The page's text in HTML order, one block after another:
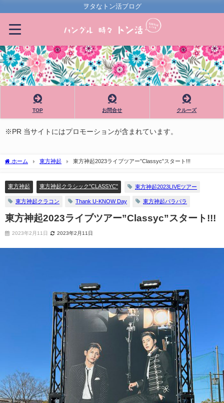
ヲタなトン活ブログ
TOP お問合せ クルーズ
※PR 当サイトにはプロモーションが含まれています。
ホーム 東方神起 東方神起2023ライブツアー”Classyc”スタート!!!
東方神起 東方神起クラシック"CLASSYC" 東方神起2023LIVEツアー
東方神起クラコン Thank U-KNOW Day 東方神起パラパラ
東方神起2023ライブツアー”Classyc”スタート!!!
2023年2月11日 2023年2月11日